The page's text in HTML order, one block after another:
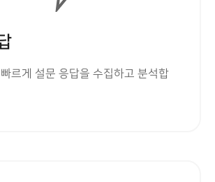
르게 설문 응답을 수집하고 분석합